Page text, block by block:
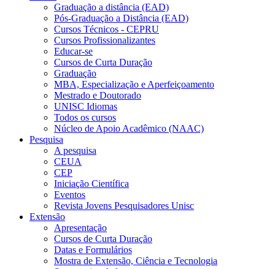
Graduação a distância (EAD)
Pós-Graduação a Distância (EAD)
Cursos Técnicos - CEPRU
Cursos Profissionalizantes
Educar-se
Cursos de Curta Duração
Graduação
MBA, Especialização e Aperfeiçoamento
Mestrado e Doutorado
UNISC Idiomas
Todos os cursos
Núcleo de Apoio Acadêmico (NAAC)
Pesquisa
A pesquisa
CEUA
CEP
Iniciação Científica
Eventos
Revista Jovens Pesquisadores Unisc
Extensão
Apresentação
Cursos de Curta Duração
Datas e Formulários
Mostra de Extensão, Ciência e Tecnologia